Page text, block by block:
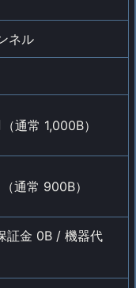
ネル
（通常 1,000B）
（通常 900B）
証金 0B / 機器代